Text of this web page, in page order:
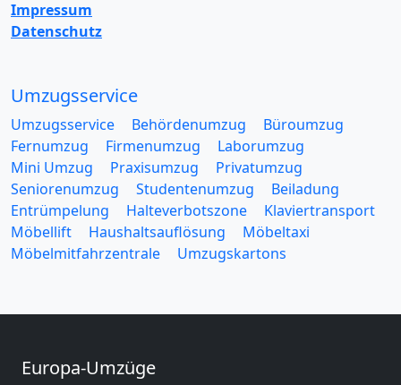
Impressum
Datenschutz
Umzugsservice
Umzugsservice Behördenumzug
Büroumzug
Fernumzug
Firmenumzug
Laborumzug
Mini Umzug
Praxisumzug
Privatumzug
Seniorenumzug
Studentenumzug
Beiladung
Entrümpelung
Halteverbotszone
Klaviertransport
Möbellift
Haushaltsauflösung
Möbeltaxi
Möbelmitfahrzentrale
Umzugskartons
Europa-Umzüge